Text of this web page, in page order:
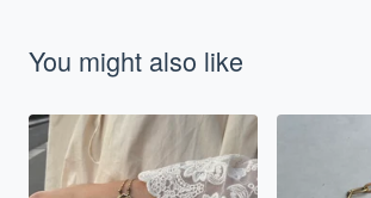
You might also like